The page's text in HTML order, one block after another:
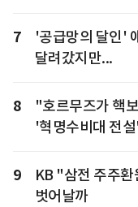
7
'공급망의 달인'
달려갔지만...
8
"호르무즈가 핵
'혁명수비대 전
9
KB "삼전 주주
벗어날까